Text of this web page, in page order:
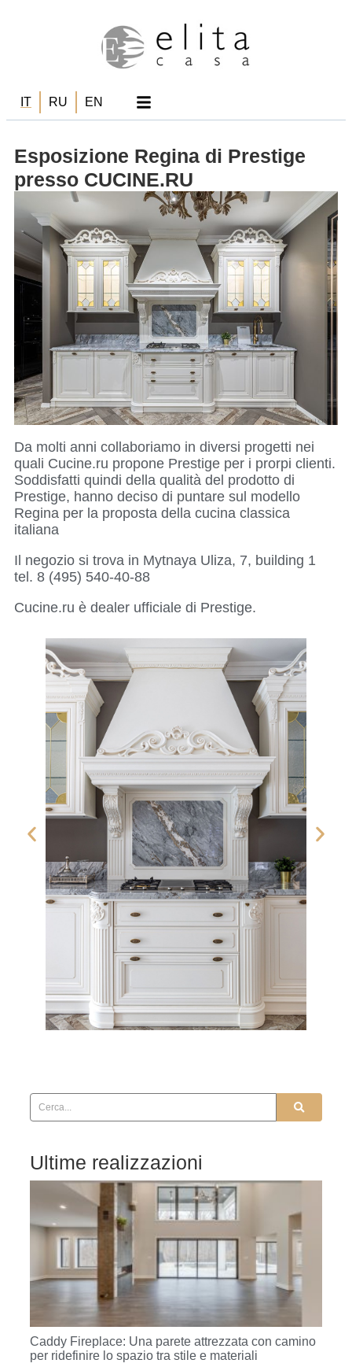
IT RU EN
Esposizione Regina di Prestige
presso CUCINE.RU
Da molti anni collaboriamo in diversi progetti nei
quali Cucine.ru propone Prestige per i prorpi clienti.
Soddisfatti quindi della qualità del prodotto di
Prestige, hanno deciso di puntare sul modello
Regina per la proposta della cucina classica
italiana
Il negozio si trova in Mytnaya Uliza, 7, building 1
tel. 8 (495) 540-40-88
Cucine.ru è dealer ufficiale di Prestige.
Ultime realizzazioni
Caddy Fireplace: Una parete attrezzata con camino
per ridefinire lo spazio tra stile e materiali